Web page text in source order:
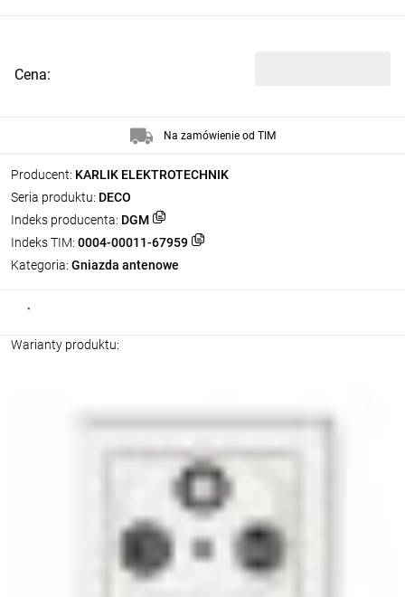
Producent: KARLIK ELEKTROTECHNIK
Seria produktu: DECO
Indeks producenta: DGM
Indeks TIM: 0004-00011-67959
Kategoria: Gniazda antenowe
Warianty produktu:
Cena:
Na zamówienie od TIM